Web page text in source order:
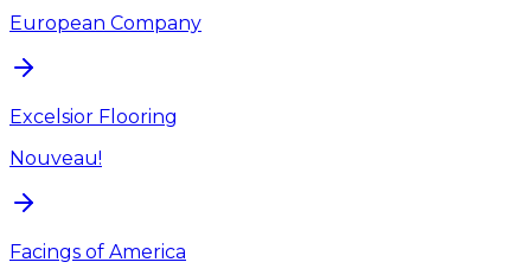
European Company
Excelsior Flooring
Nouveau!
Facings of America